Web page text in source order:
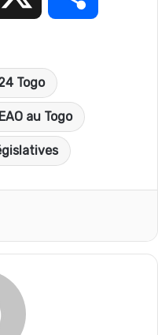
a
g
Togo
au Togo